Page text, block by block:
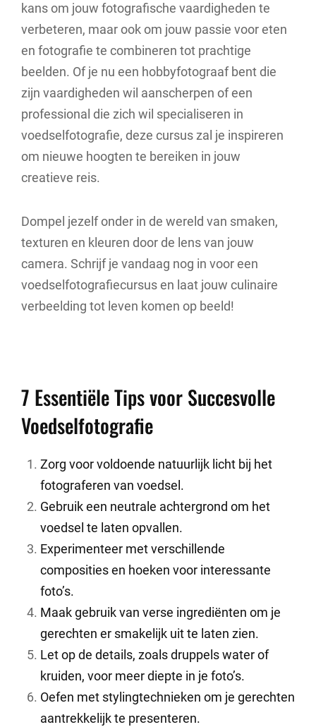
kans om jouw fotografische vaardigheden te
verbeteren, maar ook om jouw passie voor eten
en fotografie te combineren tot prachtige
beelden. Of je nu een hobbyfotograaf bent die
zijn vaardigheden wil aanscherpen of een
professional die zich wil specialiseren in
voedselfotografie, deze cursus zal je inspireren
om nieuwe hoogten te bereiken in jouw
creatieve reis.
Dompel jezelf onder in de wereld van smaken,
texturen en kleuren door de lens van jouw
camera. Schrijf je vandaag nog in voor een
voedselfotografiecursus en laat jouw culinaire
verbeelding tot leven komen op beeld!
7 Essentiële Tips voor Succesvolle
Voedselfotografie
Zorg voor voldoende natuurlijk licht bij het
fotograferen van voedsel.
Gebruik een neutrale achtergrond om het
voedsel te laten opvallen.
Experimenteer met verschillende
composities en hoeken voor interessante
foto’s.
Maak gebruik van verse ingrediënten om je
gerechten er smakelijk uit te laten zien.
Let op de details, zoals druppels water of
kruiden, voor meer diepte in je foto’s.
Oefen met stylingtechnieken om je gerechten
aantrekkelijk te presenteren.